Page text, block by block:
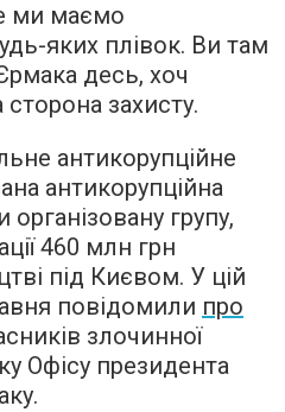
ми маємо
яких плівок. Ви там
десь, хоч
захисту.
антикорупційне
антикорупційна
групу,
460 млн грн
під Києвом. У цій
повідомили про
злочинної
Офісу президента